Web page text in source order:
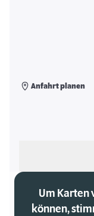
Anfahrt planen
Um Karten
können,